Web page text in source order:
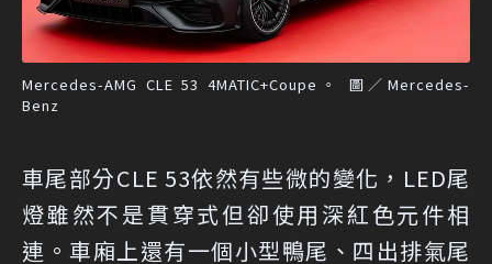
Mercedes-AMG CLE 53 4MATIC+Coupe。 圖／Mercedes-
Benz
車尾部分CLE 53依然有些微的變化，LED尾
燈雖然不是貫穿式但卻使用深紅色元件相
連。車廂上還有一個小型鴨尾、四出排氣尾